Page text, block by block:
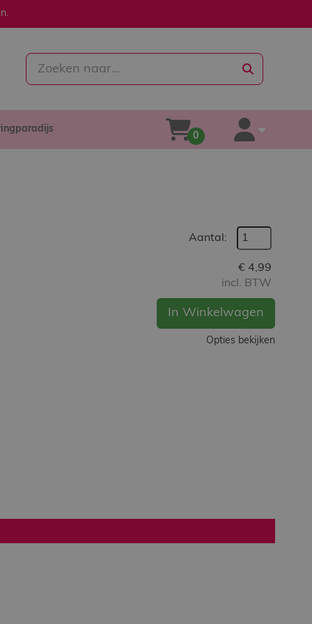
zoeken
winkelwagen
0 account
Aantal:
€ 4,99
incl. BTW
In Winkelwagen
Opties bekijken